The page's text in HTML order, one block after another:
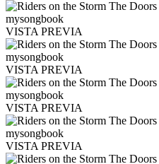
VISTA PREVIA
VISTA PREVIA
VISTA PREVIA
VISTA PREVIA